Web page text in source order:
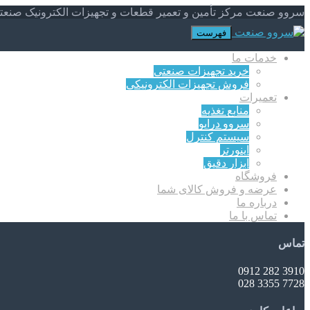
سروو صنعت مرکز تأمین و تعمیر قطعات و تجهیزات الکترونیک
فهرست
خدمات ما
خرید تجهیزات صنعتی
فروش تجهیزات الکترونیکی
تعمیرات
منابع تغذیه
سروو درایو
سیستم کنترل
اینورتر
ابزار دقیق
فروشگاه
عرضه و فروش کالای شما
درباره ما
تماس با ما
تماس
3910 282 0912
7728 3355 028